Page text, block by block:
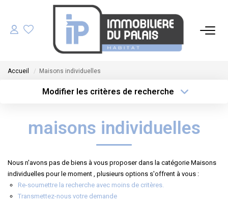
ACHETER
ESTIMER
NOS AGENCES
Accueil Maisons individuelles
Modifier les critères de recherche
Sélectionnez...
Type de bien
Surface min
Budget max Plus de critères
Créer une alerte
maisons individuelles
Nous n'avons pas de biens à vous proposer dans la catégorie Maisons
individuelles pour le moment , plusieurs options s'offrent à vous :
Re-soumettre la recherche avec moins de critères.
Transmettez-nous votre demande